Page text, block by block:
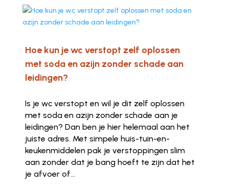
Hoe kun je wc verstopt zelf oplossen
met soda en azijn zonder schade aan
leidingen?
Is je wc verstopt en wil je dit zelf oplossen
met soda en azijn zonder schade aan je
leidingen? Dan ben je hier helemaal aan het
juiste adres. Met simpele huis-tuin-en-
keukenmiddelen pak je verstoppingen slim
aan zonder dat je bang hoeft te zijn dat het
je afvoer of...